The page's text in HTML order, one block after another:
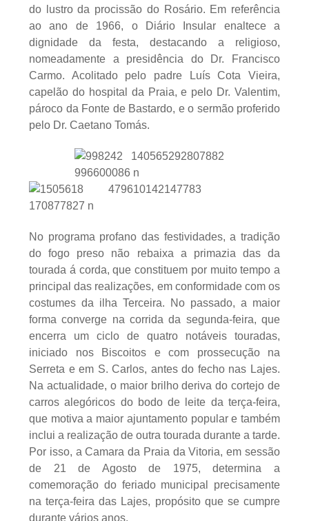
do lustro da procissão do Rosário. Em referência
ao ano de 1966, o Diário Insular enaltece a
dignidade da festa, destacando a religioso,
nomeadamente a presidência do Dr. Francisco
Carmo. Acolitado pelo padre Luís Cota Vieira,
capelão do hospital da Praia, e pelo Dr. Valentim,
pároco da Fonte de Bastardo, e o sermão proferido
pelo Dr. Caetano Tomás.
No programa profano das festividades, a tradição
do fogo preso não rebaixa a primazia das da
tourada á corda, que constituem por muito tempo a
principal das realizações, em conformidade com os
costumes da ilha Terceira. No passado, a maior
forma converge na corrida da segunda-feira, que
encerra um ciclo de quatro notáveis touradas,
iniciado nos Biscoitos e com prossecução na
Serreta e em S. Carlos, antes do fecho nas Lajes.
Na actualidade, o maior brilho deriva do cortejo de
carros alegóricos do bodo de leite da terça-feira,
que motiva a maior ajuntamento popular e também
inclui a realização de outra tourada durante a tarde.
Por isso, a Camara da Praia da Vitoria, em sessão
de 21 de Agosto de 1975, determina a
comemoração do feriado municipal precisamente
na terça-feira das Lajes, propósito que se cumpre
durante vários anos.